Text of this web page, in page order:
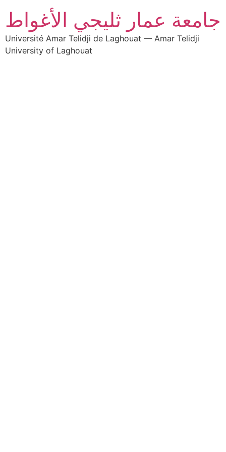
جامعة عمار ثليجي الأغواط
Université Amar Telidji de Laghouat — Amar Telidji
University of Laghouat